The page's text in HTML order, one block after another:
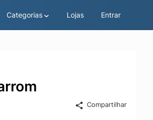
Categorias Lojas Entrar
Compartilhar